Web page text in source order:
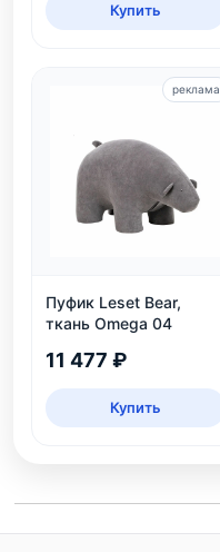
Купить
Пуфик Leset Bear,
ткань Omega 04
11 477 ₽
Купить
реклама